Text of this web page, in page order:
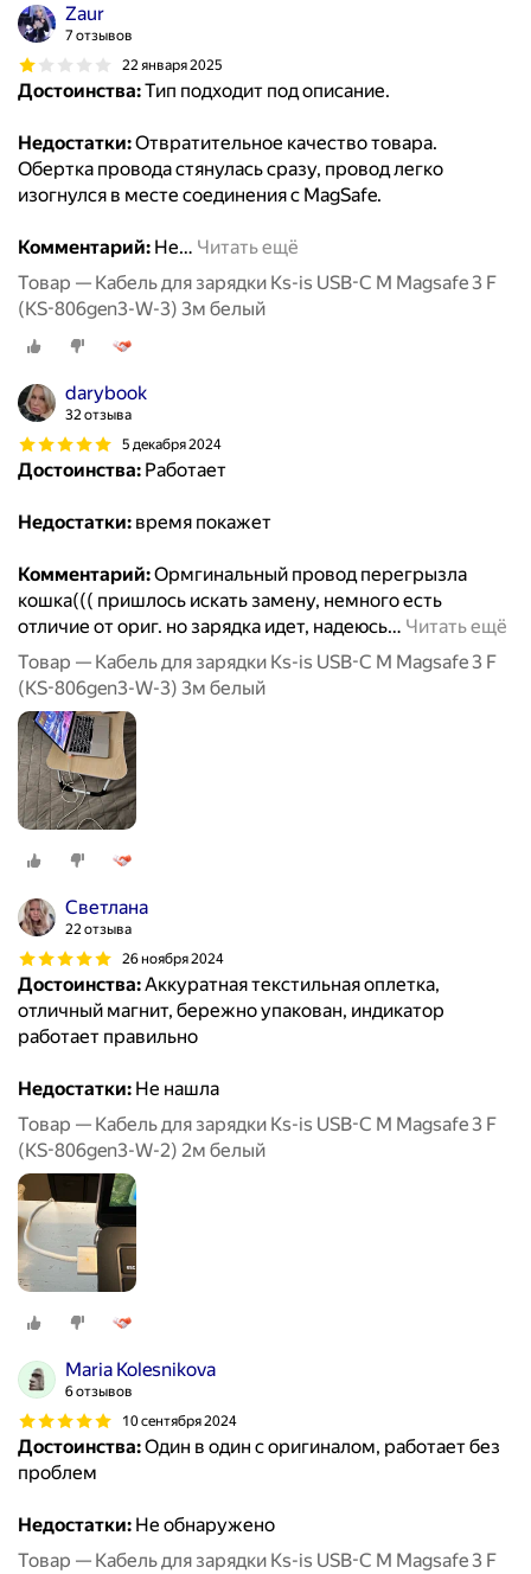
Zaur
7 отзывов
22 января 2025
Достоинства:Тип подходит под описание.
Недостатки:Отвратительное качество товара.
Обертка провода стянулась сразу, провод легко
изогнулся в месте соединения с MagSafe.
Комментарий: Не… Читать ещё
Товар — Кабель для зарядки Ks-is USB-C M Magsafe 3 F
(KS-806gen3-W-3) 3м белый
darybook
32 отзыва
5 декабря 2024
Достоинства: Работает
Недостатки: время покажет
Комментарий:Ормгинальный провод перегрызла
кошка((( пришлось искать замену, немного есть
отличие от ориг. но зарядка идет, надеюсь… Читать ещё
Товар — Кабель для зарядки Ks-is USB-C M Magsafe 3 F
(KS-806gen3-W-3) 3м белый
Светлана
22 отзыва
26 ноября 2024
Достоинства:Аккуратная текстильная оплетка,
отличный магнит, бережно упакован, индикатор
работает правильно
Недостатки: Не нашла
Товар — Кабель для зарядки Ks-is USB-C M Magsafe 3 F
(KS-806gen3-W-2) 2м белый
Maria Kolesnikova
6 отзывов
10 сентября 2024
Достоинства:Один в один с оригиналом, работает без
проблем
Недостатки: Не обнаружено
Товар — Кабель для зарядки Ks-is USB-C M Magsafe 3 F